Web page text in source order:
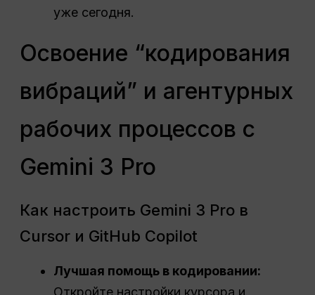
уже сегодня.
Освоение “кодирования
вибраций” и агентурных
рабочих процессов с
Gemini 3 Pro
Как настроить Gemini 3 Pro в
Cursor и GitHub Copilot
Лучшая помощь в кодировании: